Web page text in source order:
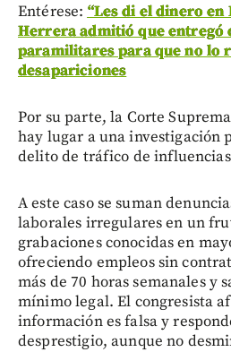
Entérese: “Les di el dinero en
Herrera admitió que entregó
paramilitares para que no lo
desapariciones
Por su parte, la Corte
hay lugar a una investigación
delito de tráfico de
A este caso se suman
laborales irregulares en un
grabaciones conocidas en
ofreciendo empleos sin
más de 70 horas semanales y
mínimo legal. El congresista
información es falsa y
desprestigio, aunque no